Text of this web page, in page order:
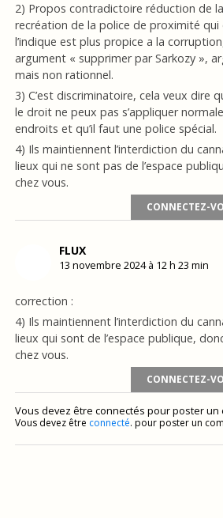
2) Propos contradictoire réduction de
recréation de la police de proximité qui
l’indique est plus propice a la
argument « supprimer par Sarkozy »,
mais non rationnel.
3) C’est discriminatoire, cela veux dire
le droit ne peux pas s’appliquer
endroits et qu’il faut une police spécial.
4) Ils maintiennent l’interdiction du
lieux qui ne sont pas de l’espace
chez vous.
CONNECTEZ-
FLUX
13 novembre 2024 à 12 h 23 min
correction :
4) Ils maintiennent l’interdiction du
lieux qui sont de l’espace publique,
chez vous.
CONNECTEZ-
Vous devez être connectés pour poster un
Vous devez être connecté. pour poster un